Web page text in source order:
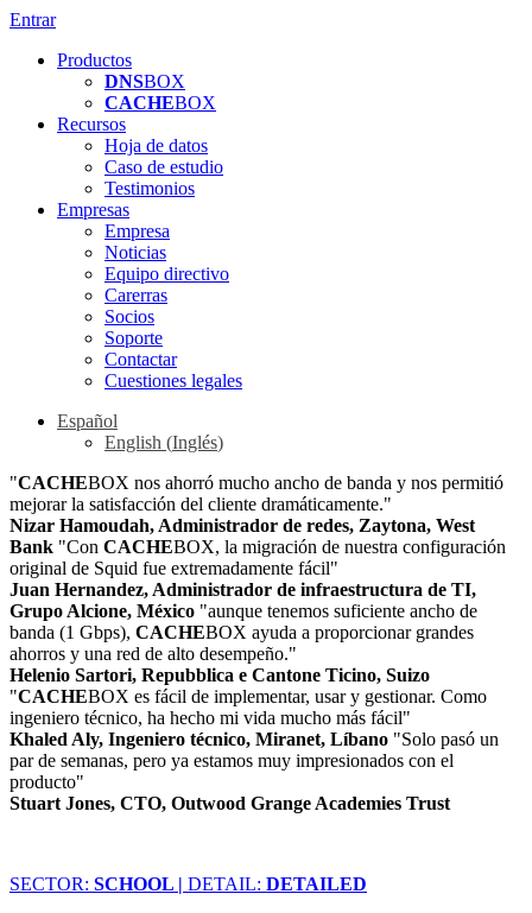
Entrar
Productos
DNSBOX
CACHEBOX
Recursos
Hoja de datos
Caso de estudio
Testimonios
Empresas
Empresa
Noticias
Equipo directivo
Carerras
Socios
Soporte
Contactar
Cuestiones legales
Español
English (Inglés)
"CACHEBOX nos ahorró mucho ancho de banda y nos permitió
mejorar la satisfacción del cliente dramáticamente."
Nizar Hamoudah, Administrador de redes, Zaytona, West
Bank "Con CACHEBOX, la migración de nuestra configuración
original de Squid fue extremadamente fácil"
Juan Hernandez, Administrador de infraestructura de TI,
Grupo Alcione, México "aunque tenemos suficiente ancho de
banda (1 Gbps), CACHEBOX ayuda a proporcionar grandes
ahorros y una red de alto desempeño."
Helenio Sartori, Repubblica e Cantone Ticino, Suizo
"CACHEBOX es fácil de implementar, usar y gestionar. Como
ingeniero técnico, ha hecho mi vida mucho más fácil"
Khaled Aly, Ingeniero técnico, Miranet, Líbano "Solo pasó un
par de semanas, pero ya estamos muy impresionados con el
producto"
Stuart Jones, CTO, Outwood Grange Academies Trust
SECTOR: SCHOOL | DETAIL: DETAILED